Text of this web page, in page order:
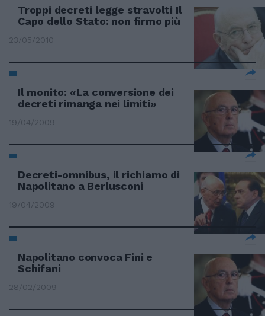
Troppi decreti legge stravolti Il
Capo dello Stato: non firmo più
23/05/2010
Il monito: «La conversione dei
decreti rimanga nei limiti»
19/04/2009
Decreti-omnibus, il richiamo di
Napolitano a Berlusconi
19/04/2009
Napolitano convoca Fini e
Schifani
28/02/2009